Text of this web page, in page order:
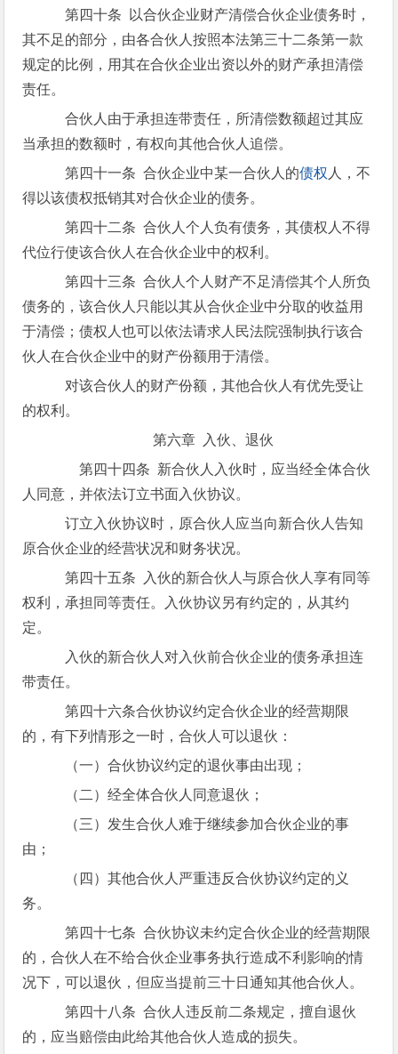
第四十条 以合伙企业财产清偿合伙企业债务时，
其不足的部分，由各合伙人按照本法第三十二条第一款
规定的比例，用其在合伙企业出资以外的财产承担清偿
责任。
合伙人由于承担连带责任，所清偿数额超过其应
当承担的数额时，有权向其他合伙人追偿。
第四十一条 合伙企业中某一合伙人的债权 人，不
得以该债权抵销其对合伙企业的债务。
第四十二条 合伙人个人负有债务，其债权人不得
代位行使该合伙人在合伙企业中的权利。
第四十三条 合伙人个人财产不足清偿其个人所负
债务的，该合伙人只能以其从合伙企业中分取的收益用
于清偿；债权人也可以依法请求人民法院强制执行该合
伙人在合伙企业中的财产份额用于清偿。
对该合伙人的财产份额，其他合伙人有优先受让
的权利。
第六章 入伙、退伙
第四十四条 新合伙人入伙时，应当经全体合伙
人同意，并依法订立书面入伙协议。
订立入伙协议时，原合伙人应当向新合伙人告知
原合伙企业的经营状况和财务状况。
第四十五条 入伙的新合伙人与原合伙人享有同等
权利，承担同等责任。入伙协议另有约定的，从其约
定。
入伙的新合伙人对入伙前合伙企业的债务承担连
带责任。
第四十六条合伙协议约定合伙企业的经营期限
的，有下列情形之一时，合伙人可以退伙：
（一）合伙协议约定的退伙事由出现；
（二）经全体合伙人同意退伙；
（三）发生合伙人难于继续参加合伙企业的事
由；
（四）其他合伙人严重违反合伙协议约定的义
务。
第四十七条 合伙协议未约定合伙企业的经营期限
的，合伙人在不给合伙企业事务执行造成不利影响的情
况下，可以退伙，但应当提前三十日通知其他合伙人。
第四十八条 合伙人违反前二条规定，擅自退伙
的，应当赔偿由此给其他合伙人造成的损失。